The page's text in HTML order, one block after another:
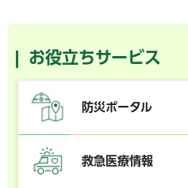
お役立ちサービス
防災ポータル
救急医療情報